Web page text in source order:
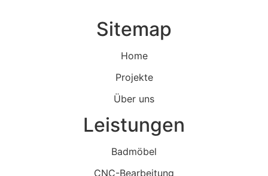
Sitemap
Home
Projekte
Über uns
Leistungen
Badmöbel
CNC-Bearbeitung